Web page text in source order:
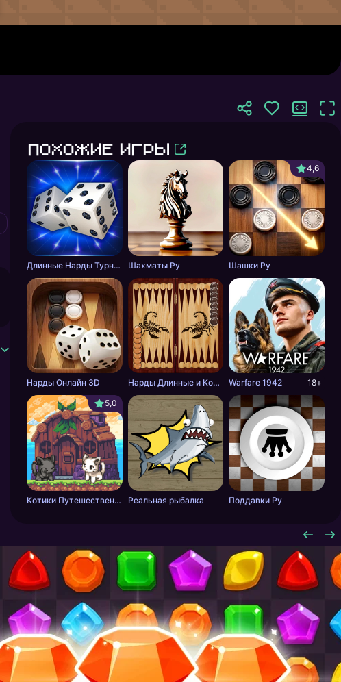
Похожие игры
Длинные Нарды Турнир Шахматы Ру
4,6
Шашки Ру
Нарды Онлайн 3D Нарды Длинные и Короткие онлайн Warfare 1942
18+
5,0
Котики Путешественники 2 Реальная рыбалка Поддавки Ру